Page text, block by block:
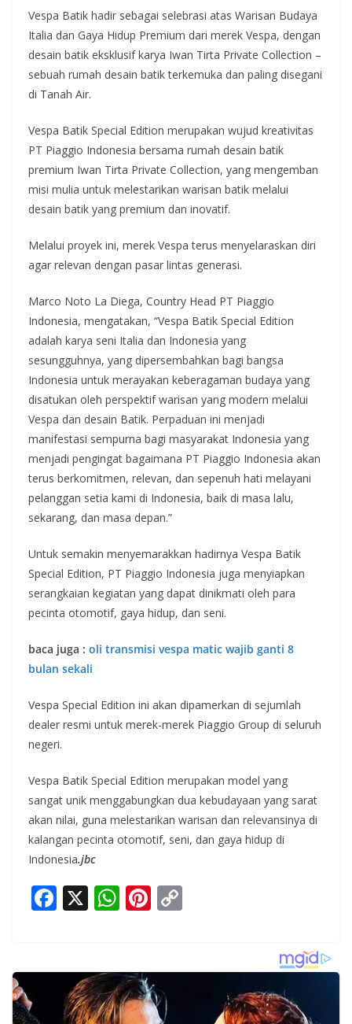
Vespa Batik hadir sebagai selebrasi atas Warisan Budaya
Italia dan Gaya Hidup Premium dari merek Vespa, dengan
desain batik eksklusif karya Iwan Tirta Private Collection –
sebuah rumah desain batik terkemuka dan paling disegani
di Tanah Air.
Vespa Batik Special Edition merupakan wujud kreativitas
PT Piaggio Indonesia bersama rumah desain batik
premium Iwan Tirta Private Collection, yang mengemban
misi mulia untuk melestarikan warisan batik melalui
desain batik yang premium dan inovatif.
Melalui proyek ini, merek Vespa terus menyelaraskan diri
agar relevan dengan pasar lintas generasi.
Marco Noto La Diega, Country Head PT Piaggio
Indonesia, mengatakan, “Vespa Batik Special Edition
adalah karya seni Italia dan Indonesia yang
sesungguhnya, yang dipersembahkan bagi bangsa
Indonesia untuk merayakan keberagaman budaya yang
disatukan oleh perspektif warisan yang modern melalui
Vespa dan desain Batik. Perpaduan ini menjadi
manifestasi sempurna bagi masyarakat Indonesia yang
menjadi pengingat bagaimana PT Piaggio Indonesia akan
terus berkomitmen, relevan, dan sepenuh hati melayani
pelanggan setia kami di Indonesia, baik di masa lalu,
sekarang, dan masa depan.”
Untuk semakin menyemarakkan hadirnya Vespa Batik
Special Edition, PT Piaggio Indonesia juga menyiapkan
serangkaian kegiatan yang dapat dinikmati oleh para
pecinta otomotif, gaya hidup, dan seni.
baca juga : oli transmisi vespa matic wajib ganti 8
bulan sekali
Vespa Special Edition ini akan dipamerkan di sejumlah
dealer resmi untuk merek-merek Piaggio Group di seluruh
negeri.
Vespa Batik Special Edition merupakan model yang
sangat unik menggabungkan dua kebudayaan yang sarat
akan nilai, guna melestarikan warisan dan relevansinya di
kalangan pecinta otomotif, seni, dan gaya hidup di
Indonesia.jbc
F
b
o
X W
s
A
Pi
e
st
y